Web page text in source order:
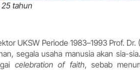
25 tahun
UKSW Periode 1983–1993 Prof.
segala usaha manusia akan sia-
celebration of faith, sebab